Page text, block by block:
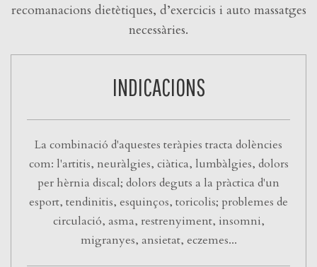
recomanacions dietètiques, d’exercicis i auto massatges
necessàries.
INDICACIONS
La combinació d'aquestes teràpies tracta dolències
com: l'artitis, neuràlgies, ciàtica, lumbàlgies, dolors
per hèrnia discal; dolors deguts a la pràctica d'un
esport, tendinitis, esquinços, toricolis; problemes de
circulació, asma, restrenyiment, insomni,
migranyes, ansietat, eczemes...